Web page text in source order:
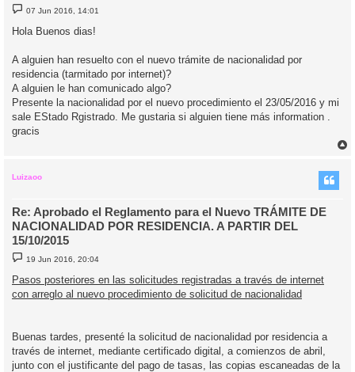
M
n
s
e
07 Jun 2016, 14:01
Hola Buenos dias!
A alguien han resuelto con el nuevo trámite de nacionalidad por
residencia (tarmitado por internet)?
A alguien le han comunicado algo?
Presente la nacionalidad por el nuevo procedimiento el 23/05/2016 y mi
sale EStado Rgistrado. Me gustaria si alguien tiene más information .
gracis
Luizaoo
Re: Aprobado el Reglamento para el Nuevo TRÁMITE DE
NACIONALIDAD POR RESIDENCIA. A PARTIR DEL
15/10/2015
M
e
s
a
19 Jun 2016, 20:04
Pasos posteriores en las solicitudes registradas a través de internet
con arreglo al nuevo procedimiento de solicitud de nacionalidad
Buenas tardes, presenté la solicitud de nacionalidad por residencia a
través de internet, mediante certificado digital, a comienzos de abril,
junto con el justificante del pago de tasas, las copias escaneadas de la